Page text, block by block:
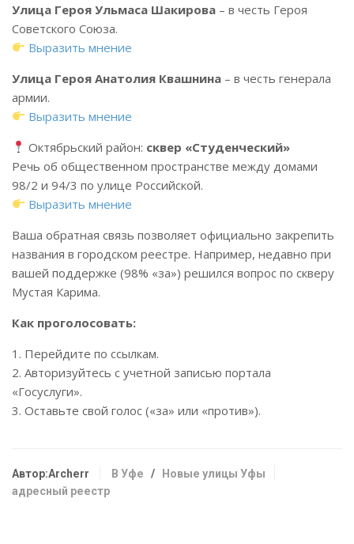
Улица Героя Ульмаса Шакирова – в честь Героя
Советского Союза.
Выразить мнение
Улица Героя Анатолия Квашнина – в честь генерала
армии.
Выразить мнение
Октябрьский район: сквер «Студенческий»
Речь об общественном пространстве между домами
98/2 и 94/3 по улице Российской.
Выразить мнение
Ваша обратная связь позволяет официально закрепить
названия в городском реестре. Например, недавно при
вашей поддержке (98% «за») решился вопрос по скверу
Мустая Карима.
Как проголосовать:
1. Перейдите по ссылкам.
2. Авторизуйтесь с учетной записью портала
«Госуслуги».
3. Оставьте свой голос («за» или «против»).
Автор:Archerr В Уфе /
Новые улицы Уфы
адресный реестр